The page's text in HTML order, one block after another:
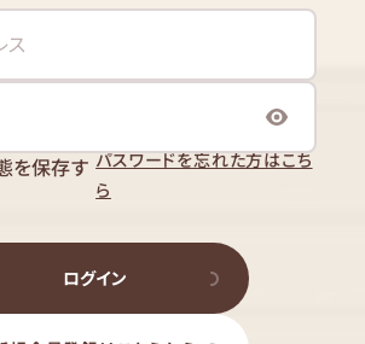
を保存す パスワードを忘れた方はこち
ら
ログイン